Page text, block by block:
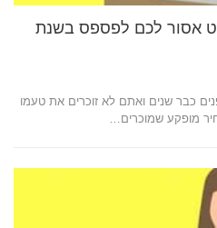
אסור לכם לפספס בשנת
כבר שנים ואתם לא זוכרים את טעמו
מופקע שמוכרים…